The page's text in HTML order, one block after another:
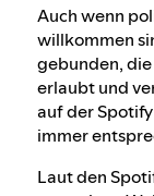
Auch wenn
willkommen
gebunden,
erlaubt und
auf der
immer
Laut den